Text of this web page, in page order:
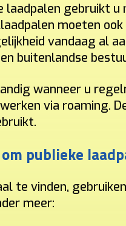
laadpalen gebruikt
moeten
vandaag al
buitenlandse
wanneer u
via roaming.
publieke
te vinden,
meer: